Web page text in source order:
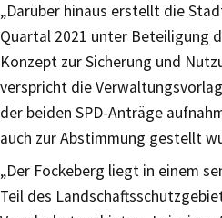
„Darüber hinaus erstellt die
Quartal 2021 unter Beteiligung
Konzept zur Sicherung und
verspricht die
der beiden SPD-Anträge
auch zur Abstimmung gestellt
„Der Fockeberg liegt in einem
Teil des